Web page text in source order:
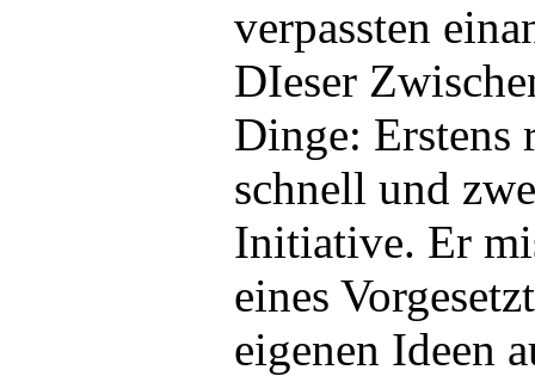
verpassten
DIeser
Dinge: Erstens
schnell und
Initiative. Er
eines
eigenen Ideen